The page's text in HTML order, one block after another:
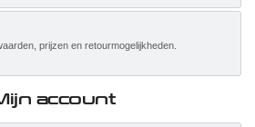
prijzen en retourmogelijkheden.
account